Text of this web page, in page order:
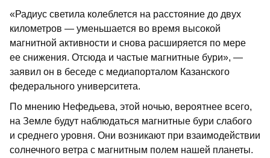
«Радиус светила колеблется на расстояние до двух
километров — уменьшается во время высокой
магнитной активности и снова расширяется по мере
ее снижения. Отсюда и частые магнитные бури», —
заявил он в беседе с медиапорталом Казанского
федерального университета.
По мнению Нефедьева, этой ночью, вероятнее всего,
на Земле будут наблюдаться магнитные бури слабого
и среднего уровня. Они возникают при взаимодействии
солнечного ветра с магнитным полем нашей планеты.